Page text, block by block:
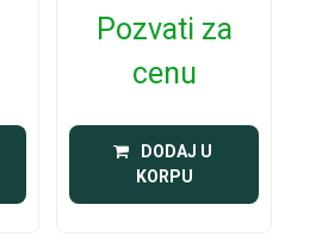
Pozvati za
cenu
DODAJ U
KORPU